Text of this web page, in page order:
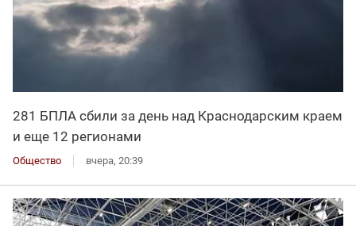
281 БПЛА сбили за день над Краснодарским краем
и еще 12 регионами
Общество вчера, 20:39